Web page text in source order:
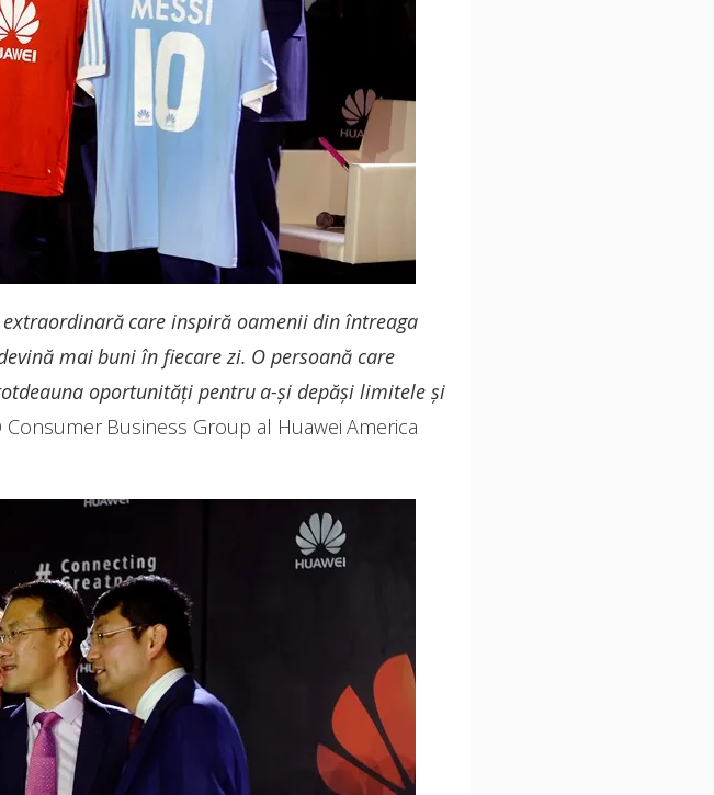
care inspiră oamenii din întreaga
mai buni în fiecare zi. O persoană care
oportunități pentru a-și depăși limitele și
Consumer Business Group al Huawei America